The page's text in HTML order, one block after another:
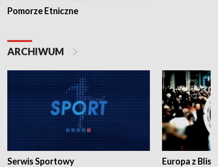
Pomorze Etniczne
ARCHIWUM
Serwis Sportowy Europa z